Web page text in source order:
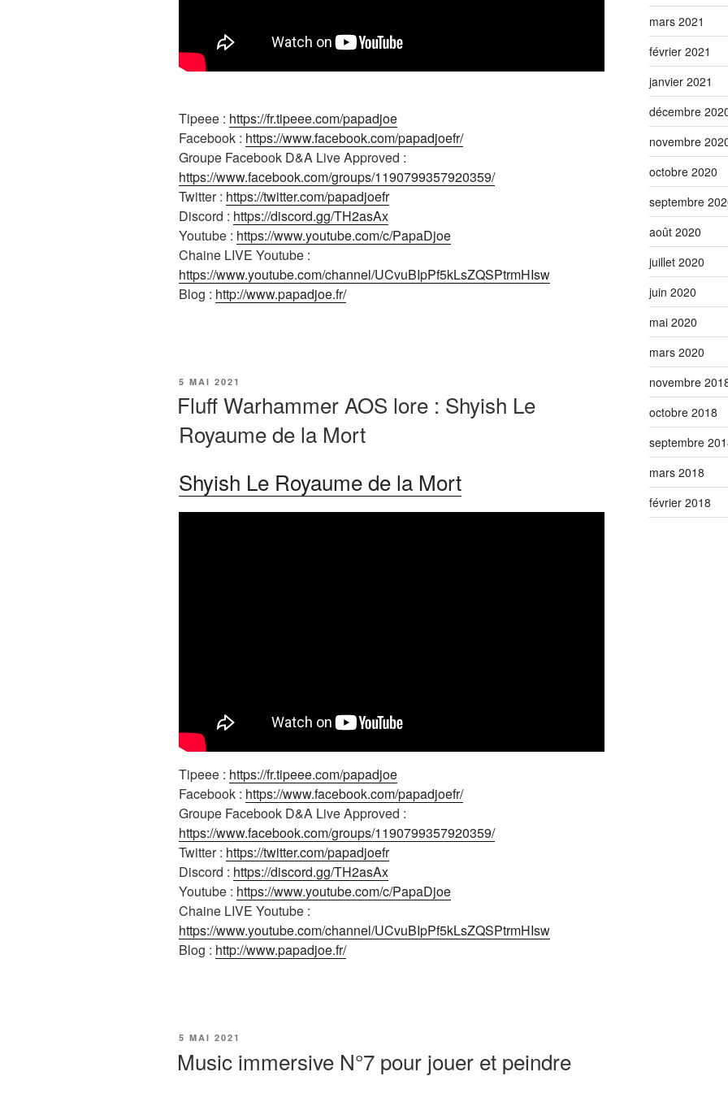
Tipeee : https://fr.tipeee.com/papadjoe
Facebook : https://www.facebook.com/papadjoefr/
Groupe Facebook D&A Live Approved :
https://www.facebook.com/groups/1190799357920359/
Twitter : https://twitter.com/papadjoefr
Discord : https://discord.gg/TH2asAx
Youtube : https://www.youtube.com/c/PapaDjoe
Chaine LIVE Youtube :
https://www.youtube.com/channel/UCvuBIpPf5kLsZQSPtrmHIsw
Blog : http://www.papadjoe.fr/
PUBLIÉ
5 MAI 2021
Fluff Warhammer AOS lore : Shyish Le
Royaume de la Mort
Shyish Le Royaume de la Mort
Tipeee : https://fr.tipeee.com/papadjoe
Facebook : https://www.facebook.com/papadjoefr/
Groupe Facebook D&A Live Approved :
https://www.facebook.com/groups/1190799357920359/
Twitter : https://twitter.com/papadjoefr
Discord : https://discord.gg/TH2asAx
Youtube : https://www.youtube.com/c/PapaDjoe
Chaine LIVE Youtube :
https://www.youtube.com/channel/UCvuBIpPf5kLsZQSPtrmHIsw
Blog : http://www.papadjoe.fr/
PUBLIÉ
5 MAI 2021
Music immersive N°7 pour jouer et peindre
mars 2021
février 2021
janvier 2021
décembre
novembre
octobre 2020
septembre
août 2020
juillet 2020
juin 2020
mai 2020
mars 2020
novembre
octobre 2018
septembre
mars 2018
février 2018